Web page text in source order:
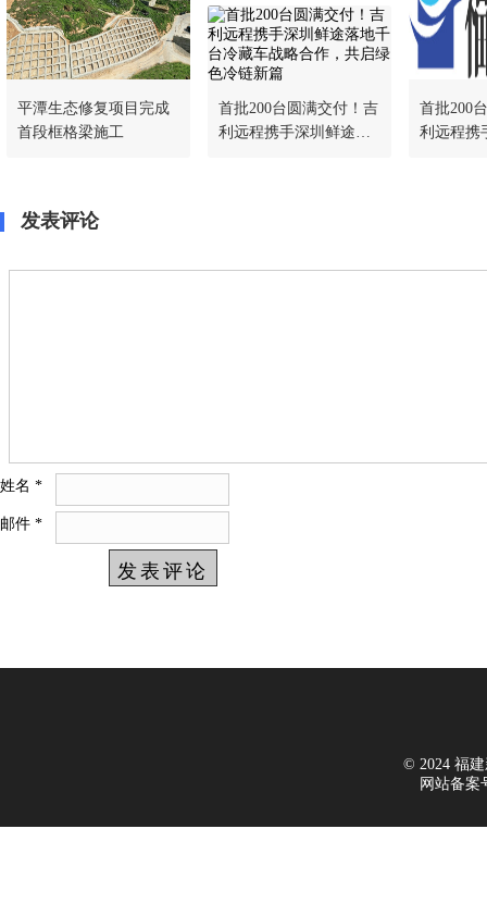
平潭生态修复项目完成
首段框格梁施工
首批200台圆满交付！吉
利远程携手深圳鲜途落
首批200
利远程携
发表评论
姓名 *
邮件 *
© 2024 福建
网站备案